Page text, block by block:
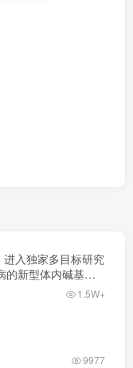
入独家多目标研究
的新型体内碱基编
1.5W+
9977